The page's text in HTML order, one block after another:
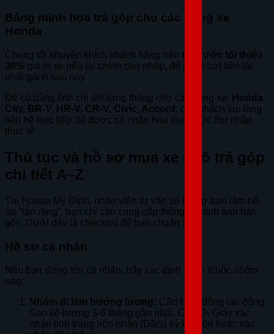
Bảng minh họa trả góp cho các dòng xe
Honda
Chúng tôi khuyến khích khách hàng nên trả trước tối thiểu
30% giá trị xe nếu tài chính cho phép, để giảm bớt tiền lãi
phải gánh sau này.
Để có bảng tính chi tiết từng tháng cho các dòng xe: Honda
City, BR-V, HR-V, CR-V, Civic, Accord , quý khách vui lòng
liên hệ trực tiếp để được cá nhân hóa theo mức thu nhập
thực tế.
Thủ tục và hồ sơ mua xe ô tô trả góp
chi tiết A–Z
Tại Honda Mỹ Đình, nhân viên tư vấn sẽ hỗ trợ bạn làm hồ
sơ “tận răng”, bạn chỉ cần cung cấp thông tin/hình ảnh bản
gốc. Dưới đây là checklist để bạn chuẩn bị:
Hồ sơ cá nhân
Nếu bạn đứng tên cá nhân, hãy xác định mình thuộc nhóm
nào:
Nhóm đi làm hưởng lương: Cần Hợp đồng lao động,
Sao kê lương 3-6 tháng gần nhất, CCCD, Giấy xác
nhận tình trạng hôn nhân (Đăng ký kết hôn hoặc xác